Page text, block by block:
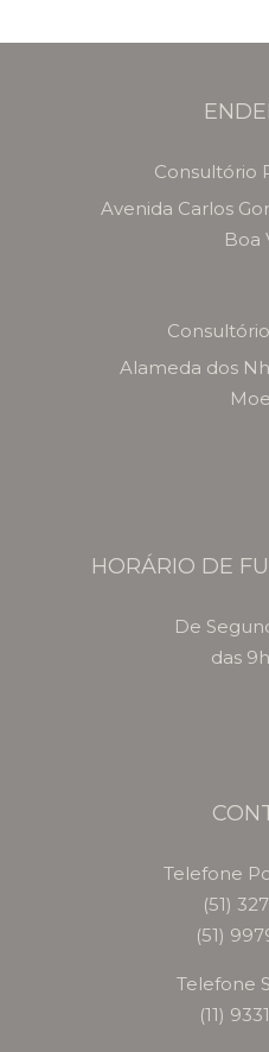
Consultório
Avenida Carlos
Boa
Alameda dos
HORÁRIO DE
De
das
Telefone
(51)
(51)
Telefone
(11)